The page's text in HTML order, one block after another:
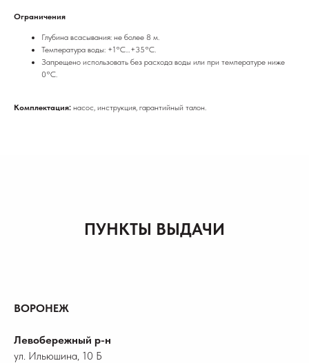
Ограничения
Глубина всасывания: не более 8 м.
Температура воды: +1°C…+35°C.
Запрещено использовать без расхода воды или при температуре ниже
0°C.
Комплектация: насос, инструкция, гарантийный талон.
ПУНКТЫ ВЫДАЧИ
ВОРОНЕЖ
Левобережный р-н
ул. Ильюшина, 10 Б